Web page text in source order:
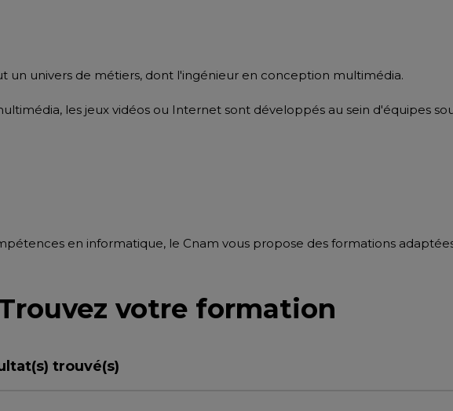
univers de métiers, dont l'ingénieur en conception multimédia.
les jeux vidéos ou Internet sont développés au sein d'équipes
en informatique, le Cnam vous propose des formations
votre formation
trouvé(s)